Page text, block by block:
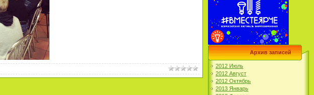
Архив записей
2012 Июль
2012 Август
2012 Октябрь
2013 Январь